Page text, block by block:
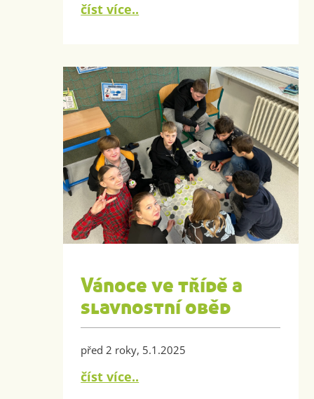
číst více..
Vánoce ve třídě a
slavnostní oběd
před 2 roky, 5.1.2025
číst více..